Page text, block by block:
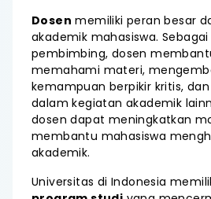
Dosen memiliki peran besar
akademik mahasiswa.
pembimbing, dosen
memahami materi,
kemampuan berpikir kritis,
dalam kegiatan akademik
dosen dapat meningkatkan
membantu mahasiswa
akademik.
Universitas di Indonesia